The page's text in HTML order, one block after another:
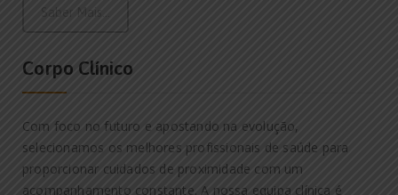
Saber Mais...
Corpo Clínico
Com foco no futuro e apostando na evolução,
selecionamos os melhores profissionais de saúde para
proporcionar cuidados de proximidade com um
acompanhamento constante. A nossa equipa clínica é